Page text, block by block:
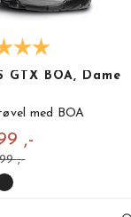
BOA, Dame
med BOA
,-
,-